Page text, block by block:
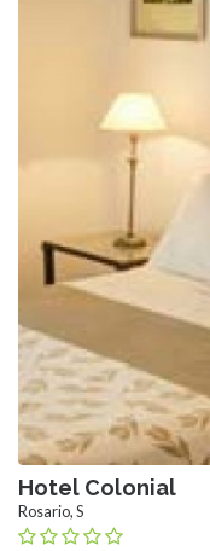
Hotel Colonial
Rosario, S